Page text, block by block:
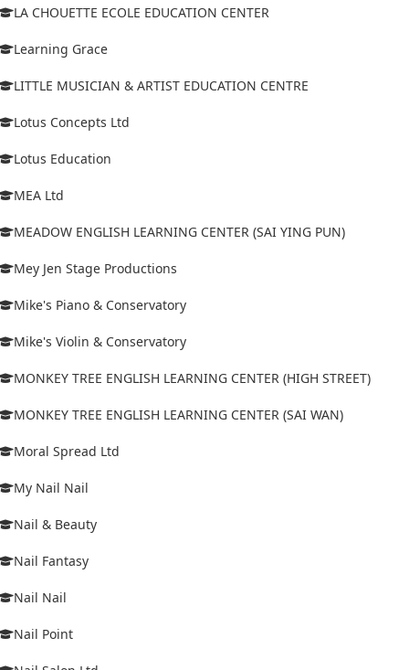
LA CHOUETTE ECOLE EDUCATION CENTER
Learning Grace
LITTLE MUSICIAN & ARTIST EDUCATION CENTRE
Lotus Concepts Ltd
Lotus Education
MEA Ltd
MEADOW ENGLISH LEARNING CENTER (SAI YING PUN)
Mey Jen Stage Productions
Mike's Piano & Conservatory
Mike's Violin & Conservatory
MONKEY TREE ENGLISH LEARNING CENTER (HIGH STREET)
MONKEY TREE ENGLISH LEARNING CENTER (SAI WAN)
Moral Spread Ltd
My Nail Nail
Nail & Beauty
Nail Fantasy
Nail Nail
Nail Point